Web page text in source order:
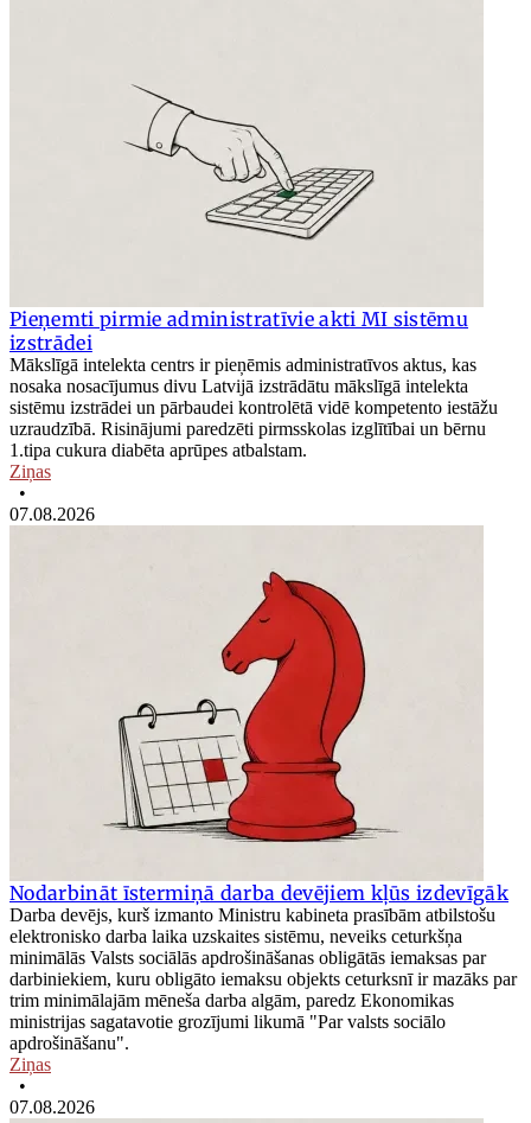
Pieņemti pirmie administratīvie akti MI sistēmu
izstrādei
Mākslīgā intelekta centrs ir pieņēmis administratīvos aktus, kas
nosaka nosacījumus divu Latvijā izstrādātu mākslīgā intelekta
sistēmu izstrādei un pārbaudei kontrolētā vidē kompetento iestāžu
uzraudzībā. Risinājumi paredzēti pirmsskolas izglītībai un bērnu
1.tipa cukura diabēta aprūpes atbalstam.
Ziņas
•
07.08.2026
Nodarbināt īstermiņā darba devējiem kļūs izdevīgāk
Darba devējs, kurš izmanto Ministru kabineta prasībām atbilstošu
elektronisko darba laika uzskaites sistēmu, neveiks ceturkšņa
minimālās Valsts sociālās apdrošināšanas obligātās iemaksas par
darbiniekiem, kuru obligāto iemaksu objekts ceturksnī ir mazāks par
trim minimālajām mēneša darba algām, paredz Ekonomikas
ministrijas sagatavotie grozījumi likumā "Par valsts sociālo
apdrošināšanu".
Ziņas
•
07.08.2026